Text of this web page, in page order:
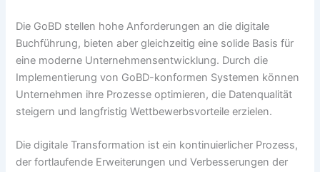
Die GoBD stellen hohe Anforderungen an die digitale
Buchführung, bieten aber gleichzeitig eine solide Basis für
eine moderne Unternehmensentwicklung. Durch die
Implementierung von GoBD-konformen Systemen können
Unternehmen ihre Prozesse optimieren, die Datenqualität
steigern und langfristig Wettbewerbsvorteile erzielen.
Die digitale Transformation ist ein kontinuierlicher Prozess,
der fortlaufende Erweiterungen und Verbesserungen der